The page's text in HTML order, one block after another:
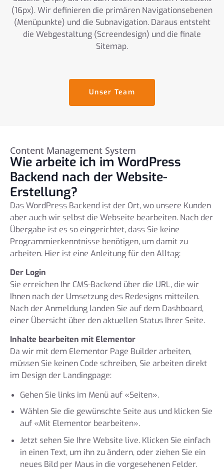
(16px). Wir definieren die primären Navigationsebenen
(Menüpunkte) und die Subnavigation. Daraus entsteht
die Webgestaltung (Screendesign) und die finale
Sitemap.
Unser Team
Content Management System
Wie arbeite ich im WordPress
Backend nach der Website-
Erstellung?
Das WordPress Backend ist der Ort, wo unsere Kunden
aber auch wir selbst die Webseite bearbeiten. Nach der
Übergabe ist es so eingerichtet, dass Sie keine
Programmierkenntnisse benötigen, um damit zu
arbeiten. Hier ist eine Anleitung für den Alltag:
Der Login
Sie erreichen Ihr CMS-Backend über die URL, die wir
Ihnen nach der Umsetzung des Redesigns mitteilen.
Nach der Anmeldung landen Sie auf dem Dashboard,
einer Übersicht über den aktuellen Status Ihrer Seite.
Inhalte bearbeiten mit Elementor
Da wir mit dem Elementor Page Builder arbeiten,
müssen Sie keinen Code schreiben, Sie arbeiten direkt
im Design der Landingpage:
Gehen Sie links im Menü auf «Seiten».
Wählen Sie die gewünschte Seite aus und klicken Sie
auf «Mit Elementor bearbeiten».
Jetzt sehen Sie Ihre Website live. Klicken Sie einfach
in einen Text, um ihn zu ändern, oder ziehen Sie ein
neues Bild per Maus in die vorgesehenen Felder.